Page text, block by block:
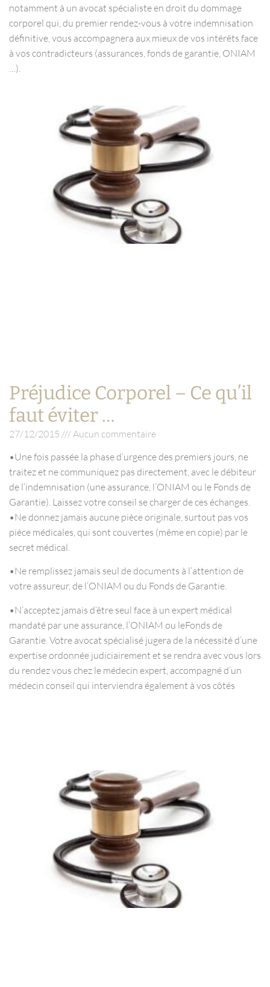
notamment à un avocat spécialiste en droit du dommage
corporel qui, du premier rendez-vous à votre indemnisation
définitive, vous accompagnera aux mieux de vos intérêts face
à vos contradicteurs (assurances, fonds de garantie, ONIAM
…).
Préjudice Corporel – Ce qu’il
faut éviter …
27/12/2015
Aucun commentaire
•Une fois passée la phase d’urgence des premiers jours, ne
traitez et ne communiquez pas directement, avec le débiteur
de l’indemnisation (une assurance, l’ONIAM ou le Fonds de
Garantie). Laissez votre conseil se charger de ces échanges.
•Ne donnez jamais aucune pièce originale, surtout pas vos
pièce médicales, qui sont couvertes (même en copie) par le
secret médical.
•Ne remplissez jamais seul de documents à l’attention de
votre assureur, de l’ONIAM ou du Fonds de Garantie.
•N’acceptez jamais d’être seul face à un expert médical
mandaté par une assurance, l’ONIAM ou leFonds de
Garantie. Votre avocat spécialisé jugera de la nécessité d’une
expertise ordonnée judiciairement et se rendra avec vous lors
du rendez vous chez le médecin expert, accompagné d’un
médecin conseil qui interviendra également à vos côtés